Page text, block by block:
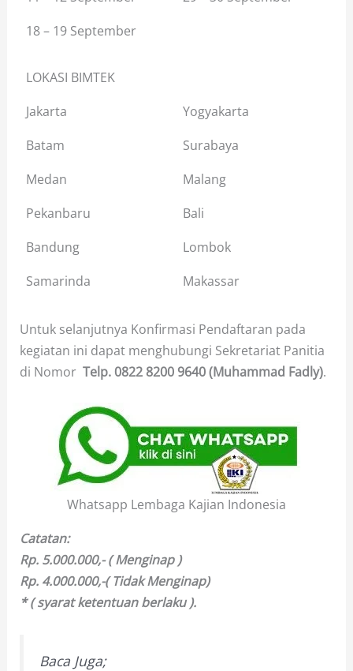
18 – 19 September
LOKASI BIMTEK
Jakarta
Yogyakarta
Batam
Surabaya
Medan
Malang
Pekanbaru
Bali
Bandung
Lombok
Samarinda
Makassar
Untuk selanjutnya Konfirmasi Pendaftaran pada
kegiatan ini dapat menghubungi Sekretariat Panitia
di Nomor Telp. 0822 8200 9640 (Muhammad Fadly).
Whatsapp Lembaga Kajian Indonesia
Catatan:
Rp. 5.000.000,- ( Menginap )
Rp. 4.000.000,-( Tidak Menginap)
* ( syarat ketentuan berlaku ).
Baca Juga;